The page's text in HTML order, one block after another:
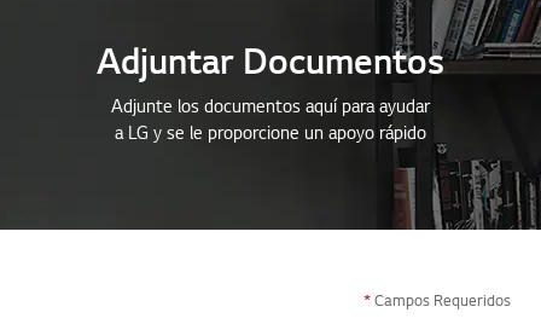
Adjuntar Documentos
Adjunte los documentos aquí para ayudar
a LG y se le proporcione un apoyo rápido
*Campos Requeridos